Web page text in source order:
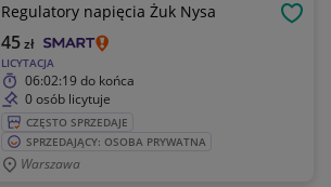
Regulatory napięcia Żuk Nysa
LICYTACJA
45zł
06:02:19 do końca
0 osób licytuje
CZĘSTO SPRZEDAJE
SPRZEDAJĄCY: OSOBA PRYWATNA
Warszawa